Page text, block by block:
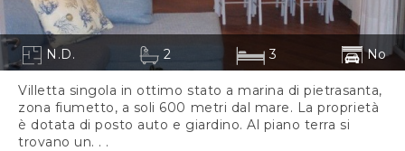
N.D. 2 3 No
Villetta singola in ottimo stato a marina di pietrasanta,
zona fiumetto, a soli 600 metri dal mare. La proprietà
è dotata di posto auto e giardino. Al piano terra si
trovano un. . .